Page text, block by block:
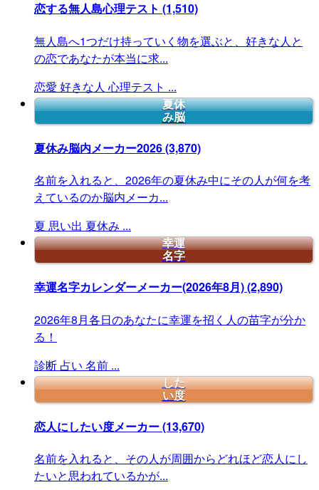
恋する無人島心理テスト (1,510)
無人島へ1つだけ持っていく物を選ぶと、好きな人と
の恋であなたが本当に求...
恋愛 好きな人 心理テスト ...
夏休
み脳
夏休み脳内メーカー2026(3,870)
名前を入れると、2026年の夏休み中にその人が何を考
えているのか脳内メーカ...
夏 思い出 夏休み ...
幸運
名字
幸運名字カレンダーメーカー(2026年8月)(2,890)
2026年8月各日のあなたに幸運を招く人の苗字が分か
る！
診断 占い 名前 ...
した
い度
恋人にしたい度メーカー(13,670)
名前を入れると、その人が周囲からどれほど恋人にし
たいと思われているかが...